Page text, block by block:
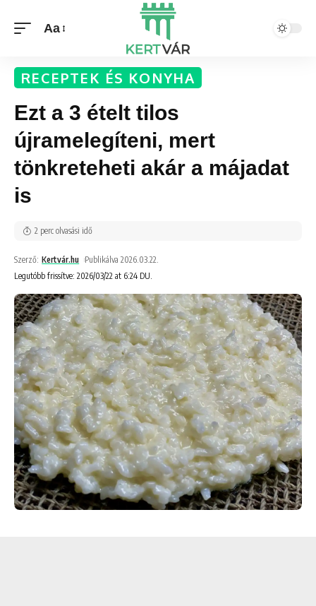
Aa
RECEPTEK ÉS KONYHA
Ezt a 3 ételt tilos
újramelegíteni, mert
tönkreteheti akár a májadat
is
Legutóbb frissítve: 2026/03/22 at 6:24 DU.
Szerző: Kertvár.hu Publikálva 2026.03.22.
2 perc olvasási idő